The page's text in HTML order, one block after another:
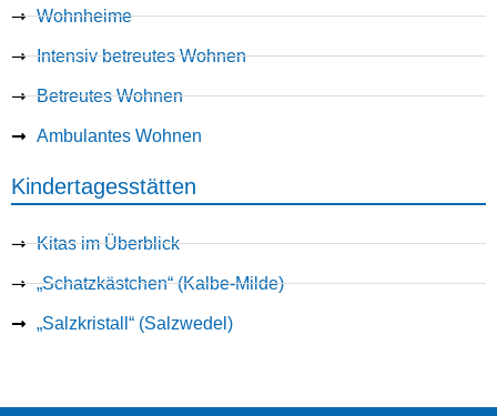
Wohnheime
Intensiv betreutes Wohnen
Betreutes Wohnen
Ambulantes Wohnen
Kindertagesstätten
Kitas im Überblick
„Schatzkästchen“ (Kalbe-Milde)
„Salzkristall“ (Salzwedel)